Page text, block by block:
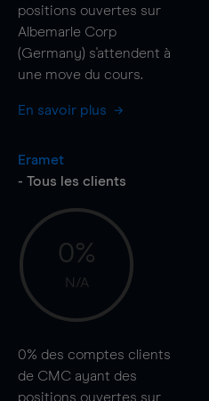
positions ouvertes sur
Albemarle Corp
(Germany) s'attendent à
une move du cours.
En savoir plus
Eramet
- Tous les clients
0%
N/A
0% des comptes clients
de CMC ayant des
positions ouvertes sur